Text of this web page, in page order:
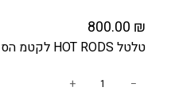
800.00 ₪
טלטל HOT RODS לקטמ הסקוורנה גאס גאס
−
+